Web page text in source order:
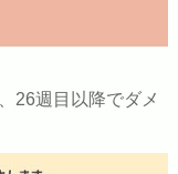
26週目以降でダメ